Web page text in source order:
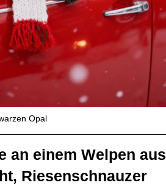
Opal
an einem Welpen aus
Riesenschnauzer